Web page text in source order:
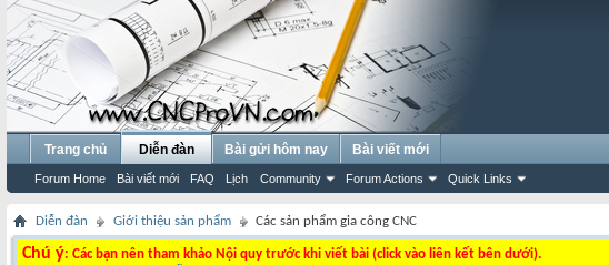
Trang chủ Diễn đàn
Forum Home Bài viết mới FAQ Lịch Community Forum Actions Quick Links
Bài gửi hôm nay Bài viết mới
Diễn đàn Giới thiệu sản phẩm Các sản phẩm gia công CNC
Chú ý: Các bạn nên tham khảo Nội quy trước khi viết bài (click vào liên kết bên dưới).